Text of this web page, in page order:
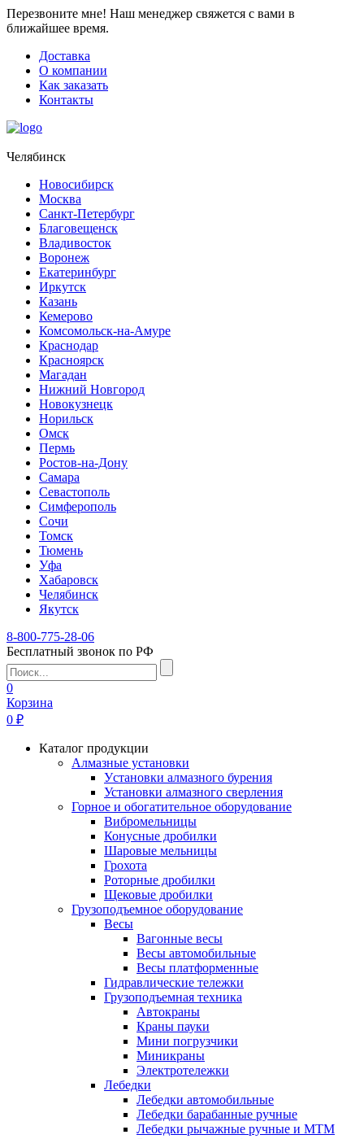
Перезвоните мне! Наш менеджер свяжется с вами в
ближайшее время.
Доставка
О компании
Как заказать
Контакты
Челябинск
Новосибирск
Москва
Санкт-Петербург
Благовещенск
Владивосток
Воронеж
Екатеринбург
Иркутск
Казань
Кемерово
Комсомольск-на-Амуре
Краснодар
Красноярск
Магадан
Нижний Новгород
Новокузнецк
Норильск
Омск
Пермь
Ростов-на-Дону
Самара
Севастополь
Симферополь
Сочи
Томск
Тюмень
Уфа
Хабаровск
Челябинск
Якутск
8-800-775-28-06
Бесплатный звонок по РФ
0
Корзина
0 ₽
Каталог продукции
Алмазные установки
Уcтановки алмазного бурения
Установки алмазного сверления
Горное и обогатительное оборудование
Вибромельницы
Конусные дробилки
Шаровые мельницы
Грохота
Роторные дробилки
Щековые дробилки
Грузоподъемное оборудование
Весы
Вагонные весы
Весы автомобильные
Весы платформенные
Гидравлические тележки
Грузоподъемная техника
Автокраны
Краны пауки
Мини погрузчики
Миникраны
Электротележки
Лебедки
Лебедки автомобильные
Лебедки барабанные ручные
Лебедки рычажные ручные и МТМ